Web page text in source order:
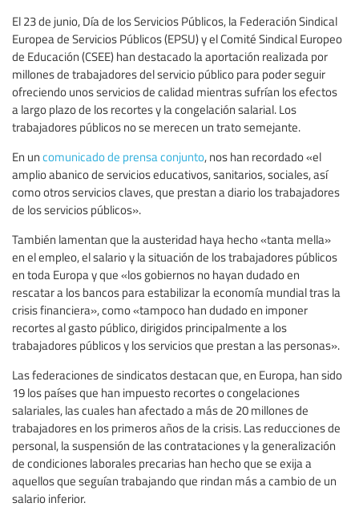
El 23 de junio, Día de los Servicios Públicos, la Federación Sindical
Europea de Servicios Públicos (EPSU) y el Comité Sindical Europeo
de Educación (CSEE) han destacado la aportación realizada por
millones de trabajadores del servicio público para poder seguir
ofreciendo unos servicios de calidad mientras sufrían los efectos
a largo plazo de los recortes y la congelación salarial. Los
trabajadores públicos no se merecen un trato semejante.
En un comunicado de prensa conjunto, nos han recordado «el
amplio abanico de servicios educativos, sanitarios, sociales, así
como otros servicios claves, que prestan a diario los trabajadores
de los servicios públicos».
También lamentan que la austeridad haya hecho «tanta mella»
en el empleo, el salario y la situación de los trabajadores públicos
en toda Europa y que «los gobiernos no hayan dudado en
rescatar a los bancos para estabilizar la economía mundial tras la
crisis financiera», como «tampoco han dudado en imponer
recortes al gasto público, dirigidos principalmente a los
trabajadores públicos y los servicios que prestan a las personas».
Las federaciones de sindicatos destacan que, en Europa, han sido
19 los países que han impuesto recortes o congelaciones
salariales, las cuales han afectado a más de 20 millones de
trabajadores en los primeros años de la crisis. Las reducciones de
personal, la suspensión de las contrataciones y la generalización
de condiciones laborales precarias han hecho que se exija a
aquellos que seguían trabajando que rindan más a cambio de un
salario inferior.